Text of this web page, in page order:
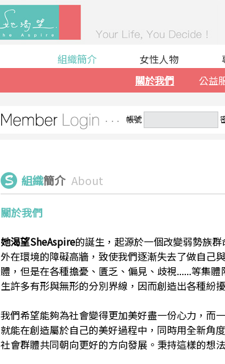
組織簡介
關於我們
公益
女性人物
帳號
組織簡介 About
關於我們
她渴望SheAspire的誕生，起源於一個改變弱勢族
外在環境的障礙高牆，致使我們逐漸失去了做自己
體，但是在各種擔憂、匱乏、偏見、歧視......等集
生許多有形與無形的分別界線，因而創造出各種紛
我們希望能夠為社會變得更加美好盡一份心力，而
就能在創造屬於自己的美好過程中，同時用全新角
社會群體共同朝向更好的方向發展。秉持這樣的想